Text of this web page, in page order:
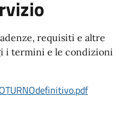
requisiti e altre
i termini e le condizioni